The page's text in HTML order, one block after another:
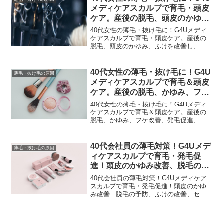
メディケアスカルプで育毛・頭皮
ケア。産後の脱毛、頭皮のかゆ
み、ふけを改善し、センブリエキ
ス、Dパントテニルアルコール、
グリチルリチン酸ジカリウムで発
効果も
40代女性の薄毛・抜け毛に！G4Uメディ
ケアスカルプで育毛・頭皮ケア。産後の
脱毛、頭皮のかゆみ、ふけを改善し、セ
促進！薄毛の予防・改善、養毛効果も
「あれ？なんだか最近、...
薄毛・抜け毛の原因
40代女性の薄毛・抜け毛に！G4U
メディケアスカルプで育毛＆頭皮
ケア。産後の脱毛、かゆみ、フケ
改善、発毛促進、センブリエキス
で予防・改善
40代女性の薄毛・抜け毛に！G4Uメディ
ケアスカルプで育毛＆頭皮ケア。産後の
脱毛、かゆみ、フケ改善、発毛促進、セ
まらない…」40代になり、鏡を見るたび
に増えていく髪の悩...
薄毛・抜け毛の原因
40代会社員の薄毛対策！G4Uメデ
ィケアスカルプで育毛・発毛促
進！頭皮のかゆみ改善、脱毛の予
防、ふけの改善、センブリエキ
ス、Dパントテニルアルコール、
グリチルリチン酸ジカリウムで薄
40代会社員の薄毛対策！G4Uメディケア
スカルプで育毛・発毛促進！頭皮のかゆ
み改善、脱毛の予防、ふけの改善、セン